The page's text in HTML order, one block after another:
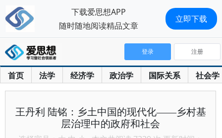
首页 法学 经济学 政治学 国际关系 社会学
登录 注册
王丹利 陆铭：乡土中国的现代化——乡村基
层治理中的政府和社会
下载爱思想APP
随时随地阅读精品文章
立即下载